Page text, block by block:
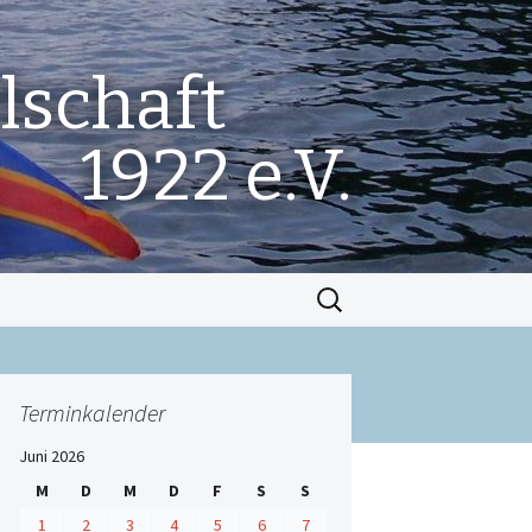
1922 e.V.
Suchen
nach:
Terminkalender
Juni 2026
M
D M D F S
S
1
2 3 4 5 6
7